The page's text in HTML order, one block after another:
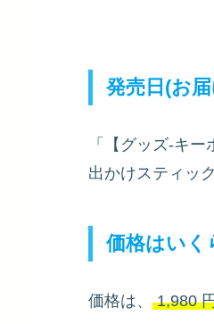
発売日(お
「【グッズ-キ
出かけスティッ
価格はいく
価格は、 1,980